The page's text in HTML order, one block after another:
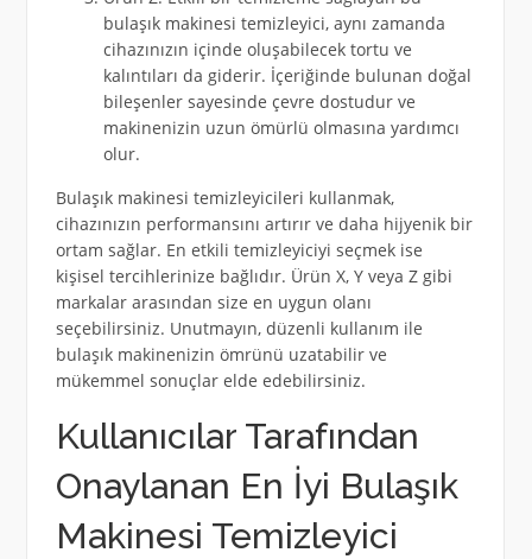
bulaşık makinesi temizleyici, aynı zamanda
cihazınızın içinde oluşabilecek tortu ve
kalıntıları da giderir. İçeriğinde bulunan doğal
bileşenler sayesinde çevre dostudur ve
makinenizin uzun ömürlü olmasına yardımcı
olur.
Bulaşık makinesi temizleyicileri kullanmak,
cihazınızın performansını artırır ve daha hijyenik bir
ortam sağlar. En etkili temizleyiciyi seçmek ise
kişisel tercihlerinize bağlıdır. Ürün X, Y veya Z gibi
markalar arasından size en uygun olanı
seçebilirsiniz. Unutmayın, düzenli kullanım ile
bulaşık makinenizin ömrünü uzatabilir ve
mükemmel sonuçlar elde edebilirsiniz.
Kullanıcılar Tarafından
Onaylanan En İyi Bulaşık
Makinesi Temizleyici